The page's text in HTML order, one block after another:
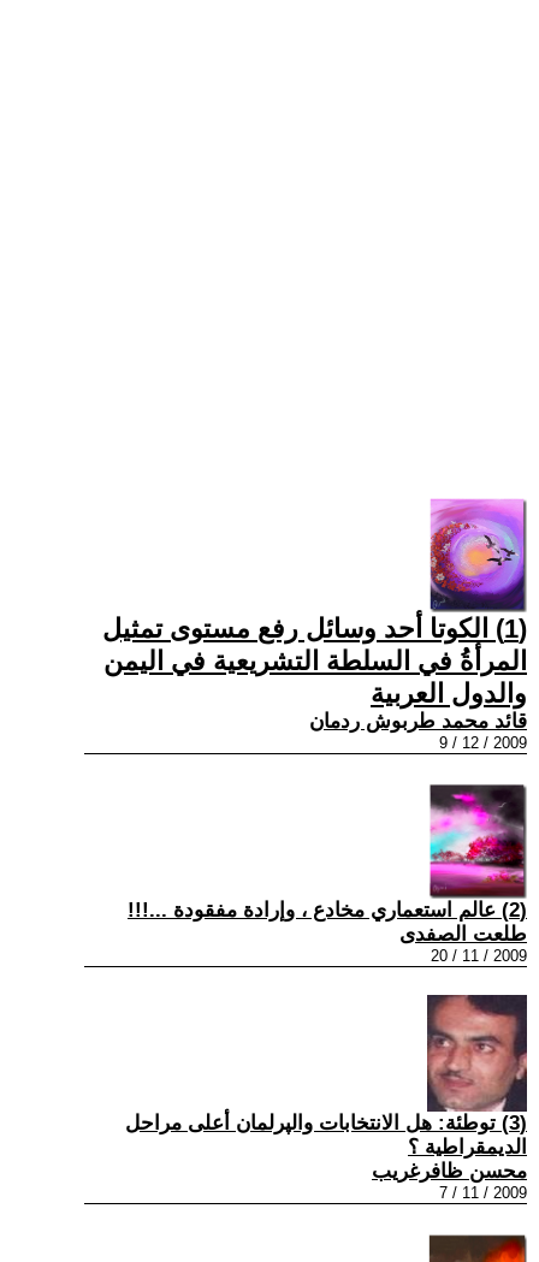
(1) الكوتا أحد وسائل رفع مستوى تمثيل
المرأةُ في السلطة التشريعية في اليمن
والدول العربية
قائد محمد طربوش ردمان
2009 / 12 / 9
(2) عالم استعماري مخادع ، وإرادة مفقودة ...!!!
طلعت الصفدى
2009 / 11 / 20
(3) توطئة: هل الانتخابات والپرلمان أعلى مراحل
الديمقراطية ؟
محسن ظافرغريب
2009 / 11 / 7